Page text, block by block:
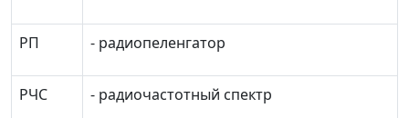
РП - радиопеленгатор
РЧС - радиочастотный спектр